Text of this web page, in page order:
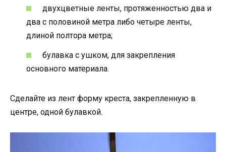
двухцветные ленты, протяженностью два и
два с половиной метра либо четыре ленты,
длиной полтора метра;
булавка с ушком, для закрепления
основного материала.
Сделайте из лент форму креста, закрепленную в
центре, одной булавкой.